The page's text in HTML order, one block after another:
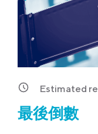
Estimated
最後倒數